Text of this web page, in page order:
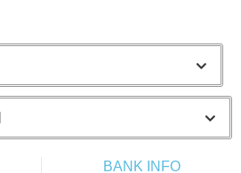
BANK INFO